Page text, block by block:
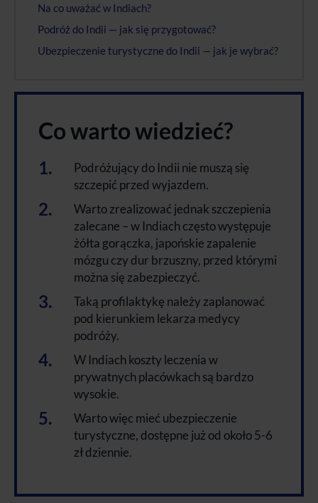
Co warto wiedzieć?
Podróżujący do Indii nie muszą się
szczepić przed wyjazdem.
Warto zrealizować jednak szczepienia
zalecane – w Indiach często występuje
żółta gorączka, japońskie zapalenie
mózgu czy dur brzuszny, przed którymi
można się zabezpieczyć.
Taką profilaktykę należy zaplanować
pod kierunkiem lekarza medycy
podróży.
W Indiach koszty leczenia w
prywatnych placówkach są bardzo
wysokie.
Warto więc mieć ubezpieczenie
turystyczne, dostępne już od około 5-6
zł dziennie.
Na co uważać w Indiach?
Podróż do Indii — jak się przygotować?
Ubezpieczenie turystyczne do Indii — jak je wybrać?